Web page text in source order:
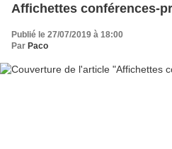
Affichettes conférences-
Publié le 27/07/2019 à 18:00
Par Paco